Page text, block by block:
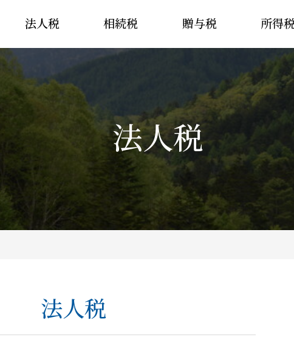
法人税 相続税 贈与税 所得
法人税
法人税